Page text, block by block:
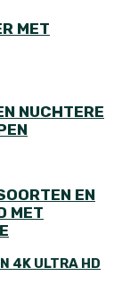
MET
NUCHTERE
EN
MET